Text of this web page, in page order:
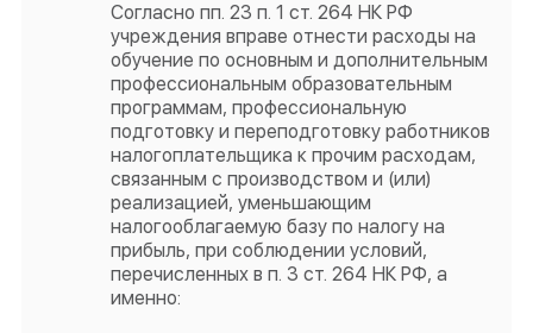
Согласно пп. 23 п. 1 ст. 264 НК РФ
учреждения вправе отнести расходы на
обучение по основным и дополнительным
профессиональным образовательным
программам, профессиональную
подготовку и переподготовку работников
налогоплательщика к прочим расходам,
связанным с производством и (или)
реализацией, уменьшающим
налогооблагаемую базу по налогу на
прибыль, при соблюдении условий,
перечисленных в п. 3 ст. 264 НК РФ, а
именно: